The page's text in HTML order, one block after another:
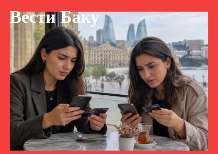
Вести Баку